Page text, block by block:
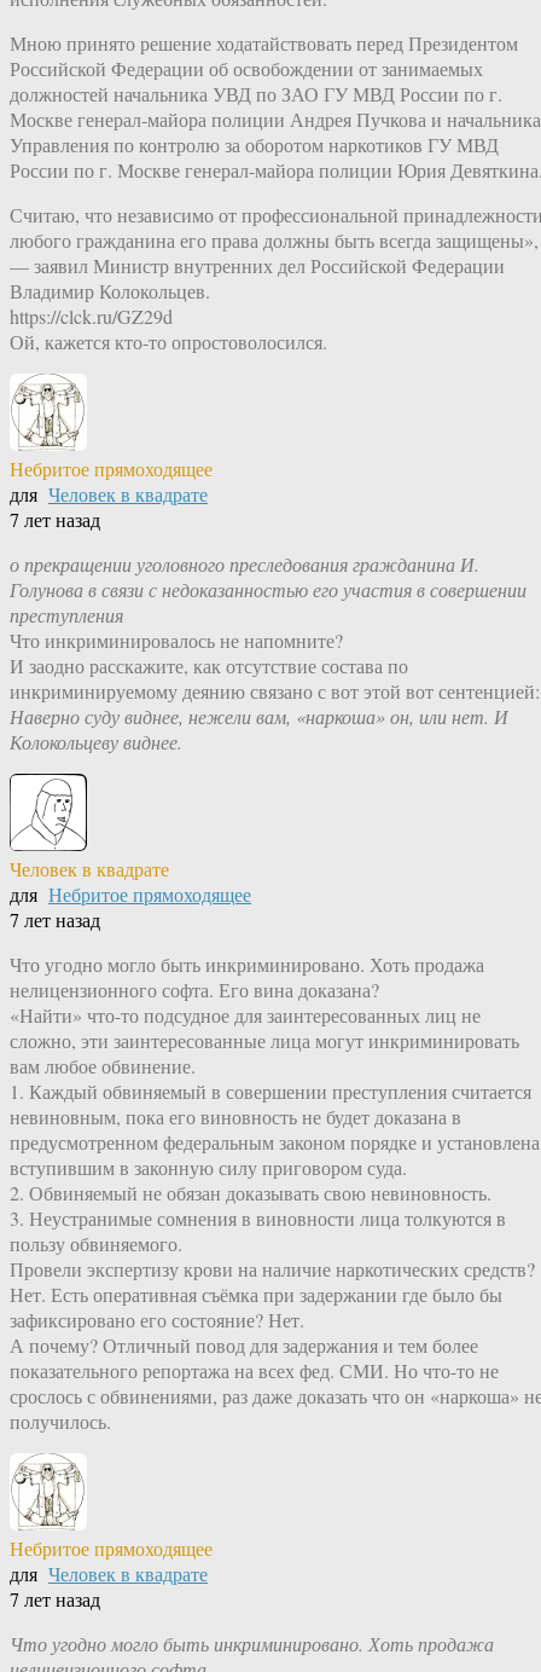
Мною принято решение ходатайствовать перед Президентом
Российской Федерации об освобождении от занимаемых
должностей начальника УВД по ЗАО ГУ МВД России по г.
Москве генерал-майора полиции Андрея Пучкова и начальника
Управления по контролю за оборотом наркотиков ГУ МВД
России по г. Москве генерал-майора полиции Юрия
Считаю, что независимо от профессиональной
любого гражданина его права должны быть всегда защищены»,
— заявил Министр внутренних дел Российской Федерации
Владимир Колокольцев.
https://clck.ru/GZ29d
Ой, кажется кто-то опростоволосился.
Небритое прямоходящее
для Человек в квадрате
7 лет назад
о прекращении уголовного преследования гражданина И.
Голунова в связи с недоказанностью его участия в совершении
преступления
Что инкриминировалось не напомните?
И заодно расскажите, как отсутствие состава по
инкриминируемому деянию связано с вот этой вот сентенцией:
Наверно суду виднее, нежели вам, «наркоша» он, или нет. И
Колокольцеву виднее.
Человек в квадрате
для Небритое прямоходящее
7 лет назад
Что угодно могло быть инкриминировано. Хоть продажа
нелицензионного софта. Его вина доказана?
«Найти» что-то подсудное для заинтересованных лиц не
сложно, эти заинтересованные лица могут инкриминировать
вам любое обвинение.
1. Каждый обвиняемый в совершении преступления считается
невиновным, пока его виновность не будет доказана в
предусмотренном федеральным законом порядке и установлена
вступившим в законную силу приговором суда.
2. Обвиняемый не обязан доказывать свою невиновность.
3. Неустранимые сомнения в виновности лица толкуются в
пользу обвиняемого.
Провели экспертизу крови на наличие наркотических средств?
Нет. Есть оперативная съёмка при задержании где было бы
зафиксировано его состояние? Нет.
А почему? Отличный повод для задержания и тем более
показательного репортажа на всех фед. СМИ. Но что-то не
срослось с обвинениями, раз даже доказать что он «наркоша»
получилось.
Небритое прямоходящее
для Человек в квадрате
7 лет назад
Что угодно могло быть инкриминировано. Хоть продажа